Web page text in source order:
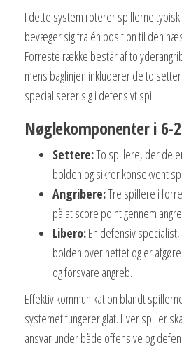
I dette system roterer spillerne
bevæger sig fra én position til den
Forreste række består af to
mens baglinjen inkluderer de to
specialiserer sig i defensivt spil.
Nøglekomponenter i 6-
Settere:To spillere, der
bolden og sikrer konsekvent
Angribere:Tre spillere i
på at score point gennem
Libero:En defensiv
bolden over nettet og er
og forsvare angreb.
Effektiv kommunikation blandt
systemet fungerer glat. Hver spiller
ansvar under både offensive og